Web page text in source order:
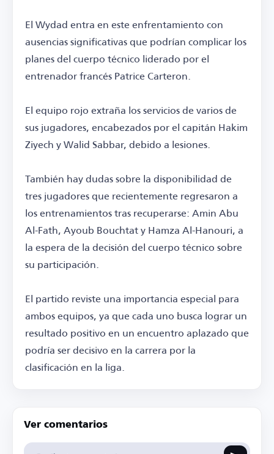
El Wydad entra en este enfrentamiento con
ausencias significativas que podrían complicar los
planes del cuerpo técnico liderado por el
entrenador francés Patrice Carteron.
El equipo rojo extraña los servicios de varios de
sus jugadores, encabezados por el capitán Hakim
Ziyech y Walid Sabbar, debido a lesiones.
También hay dudas sobre la disponibilidad de
tres jugadores que recientemente regresaron a
los entrenamientos tras recuperarse: Amin Abu
Al-Fath, Ayoub Bouchtat y Hamza Al-Hanouri, a
la espera de la decisión del cuerpo técnico sobre
su participación.
El partido reviste una importancia especial para
ambos equipos, ya que cada uno busca lograr un
resultado positivo en un encuentro aplazado que
podría ser decisivo en la carrera por la
clasificación en la liga.
Ver comentarios